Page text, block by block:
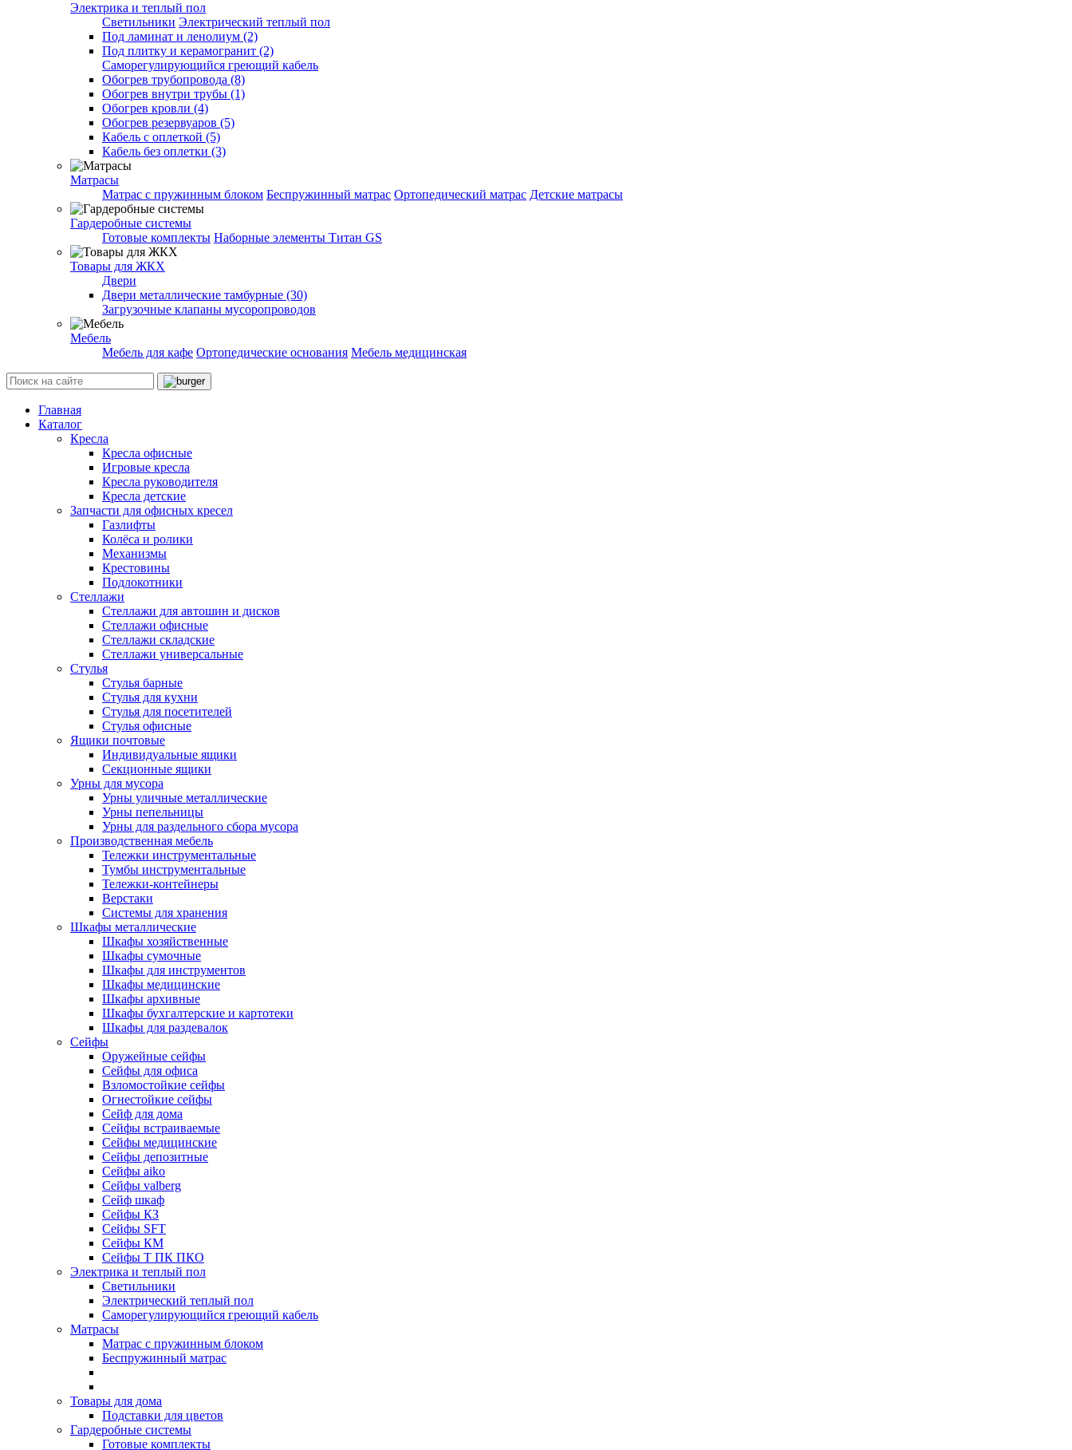
Электрика и теплый пол
Светильники Электрический теплый пол
Под ламинат и ленолиум (2)
Под плитку и керамогранит (2)
Саморегулирующийся греющий кабель
Обогрев трубопровода (8)
Обогрев внутри трубы (1)
Обогрев кровли (4)
Обогрев резервуаров (5)
Кабель с оплеткой (5)
Кабель без оплетки (3)
Матрасы
Матрас с пружинным блоком Беспружинный матрас Ортопедический матрас Детские матрасы
Гардеробные системы
Готовые комплекты Наборные элементы Титан GS
Товары для ЖКХ
Двери
Двери металлические тамбурные (30)
Загрузочные клапаны мусоропроводов
Мебель
Мебель для кафе Ортопедические основания Мебель медицинская
Главная
Каталог
Кресла
Кресла офисные
Игровые кресла
Кресла руководителя
Кресла детские
Запчасти для офисных кресел
Газлифты
Колёса и ролики
Механизмы
Крестовины
Подлокотники
Стеллажи
Стеллажи для автошин и дисков
Стеллажи офисные
Стеллажи складские
Стеллажи универсальные
Стулья
Стулья барные
Стулья для кухни
Стулья для посетителей
Стулья офисные
Ящики почтовые
Индивидуальные ящики
Секционные ящики
Урны для мусора
Урны уличные металлические
Урны пепельницы
Урны для раздельного сбора мусора
Производственная мебель
Тележки инструментальные
Тумбы инструментальные
Тележки-контейнеры
Верстаки
Системы для хранения
Шкафы металлические
Шкафы хозяйственные
Шкафы сумочные
Шкафы для инструментов
Шкафы медицинские
Шкафы архивные
Шкафы бухгалтерские и картотеки
Шкафы для раздевалок
Сейфы
Оружейные сейфы
Сейфы для офиса
Взломостойкие сейфы
Огнестойкие сейфы
Cейф для дома
Сейфы встраиваемые
Сейфы медицинские
Сейфы депозитные
Сейфы aiko
Сейфы valberg
Сейф шкаф
Сейфы КЗ
Сейфы SFT
Сейфы КМ
Сейфы Т ПК ПКО
Электрика и теплый пол
Светильники
Электрический теплый пол
Саморегулирующийся греющий кабель
Матрасы
Матрас с пружинным блоком
Беспружинный матрас
Товары для дома
Подставки для цветов
Гардеробные системы
Готовые комплекты